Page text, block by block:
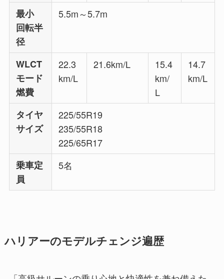
最小
回転半
径
5.5m～5.7m
WLCT
モード
燃費
22.3
km/L
21.6km/L
15.4
km/
L
14.7
km/L
タイヤ
サイズ
225/55R19
235/55R18
225/65R17
乗車定
員
5名
ハリアーのモデルチェンジ遍歴